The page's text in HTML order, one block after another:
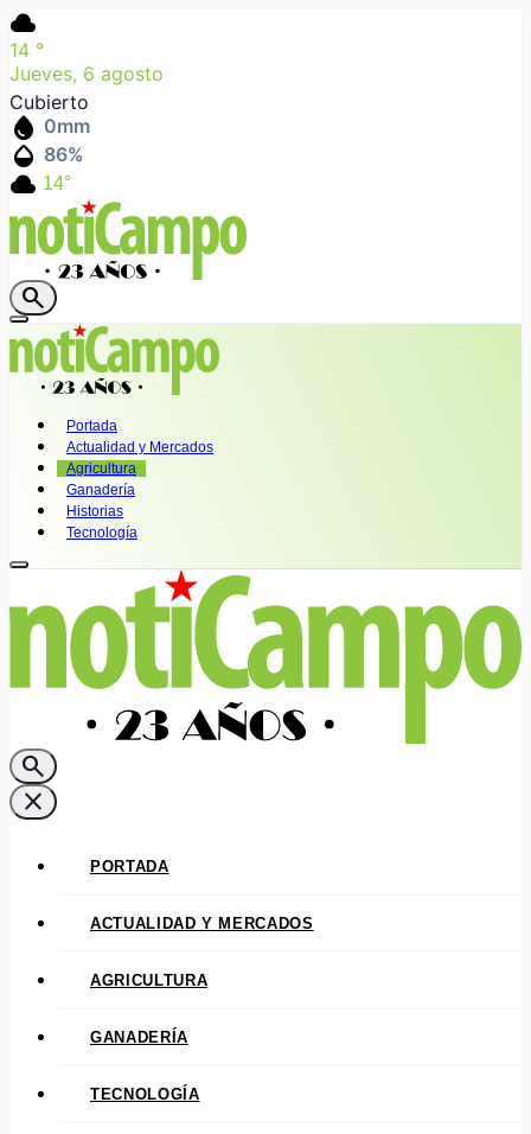
cloud
14 °
Jueves, 6 agosto
Cubierto
water_drop 0mm
humidity_mid 86%
cloud 14°
search
Portada
Actualidad y Mercados
Agricultura
Ganadería
Historias
Tecnología
search
close
PORTADA
ACTUALIDAD Y MERCADOS
AGRICULTURA
GANADERÍA
TECNOLOGÍA